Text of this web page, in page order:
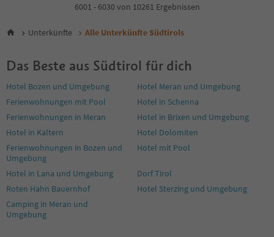
6
9
11
12
13
14
16
17
18
19
20
21
6001 - 6030 von 10261 Ergebnissen
Unterkünfte Alle Unterkünfte Südtirols
Das Beste aus Südtirol für dich
Hotel Bozen und Umgebung
Hotel Meran und Umgebung
Ferienwohnungen mit Pool
Hotel in Schenna
Ferienwohnungen in Meran
Hotel in Brixen und Umgebung
Hotel in Kaltern
Hotel Dolomiten
Ferienwohnungen in Bozen und
Umgebung
Hotel mit Pool
Hotel in Lana und Umgebung
Dorf Tirol
Roten Hahn Bauernhof
Hotel Sterzing und Umgebung
Camping in Meran und
Umgebung